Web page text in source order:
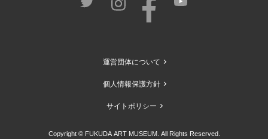
運営団体について
個人情報保護方針
サイトポリシー
Copyright © FUKUDA ART MUSEUM. All Rights Reserved.